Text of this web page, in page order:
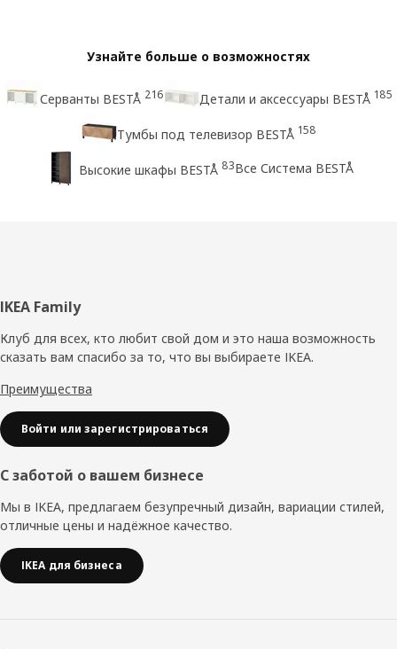
Узнайте больше о возможностях
Серванты BESTÅ 216 Детали и аксессуары BESTÅ 185
Тумбы под телевизор BESTÅ 158
Высокие шкафы BESTÅ 83Все Система BESTÅ
Нижний
колонтитул
IKEA Family
Клуб для всех, кто любит свой дом и это наша возможность
сказать вам спасибо за то, что вы выбираете IKEA.
Преимущества
Войти или зарегистрироваться
С заботой о вашем бизнесе
Мы в IKEA, предлагаем безупречный дизайн, вариации стилей,
отличные цены и надёжное качество.
IKEA для бизнеса